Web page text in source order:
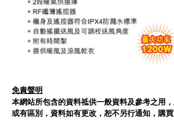
免責聲明
本網站所包含的資料祗供一般資料及參考之用
或有區別，資料如有更改，恕不另行通知，購